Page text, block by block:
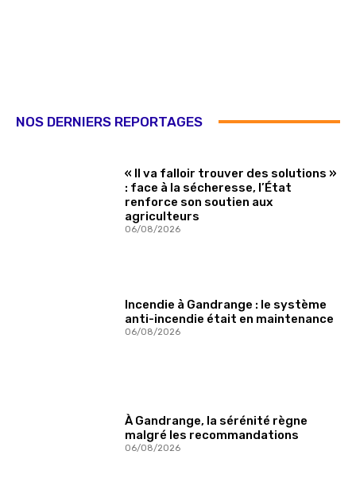
NOS DERNIERS REPORTAGES
« Il va falloir trouver des solutions »
: face à la sécheresse, l’État
renforce son soutien aux
agriculteurs
06/08/2026
Incendie à Gandrange : le système
anti-incendie était en maintenance
06/08/2026
À Gandrange, la sérénité règne
malgré les recommandations
06/08/2026